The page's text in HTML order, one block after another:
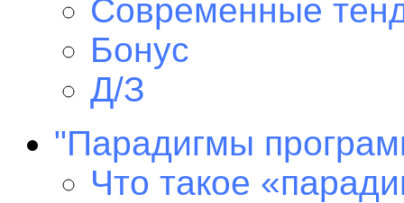
Современные
Бонус
Д/З
"Парадигмы
Что такое